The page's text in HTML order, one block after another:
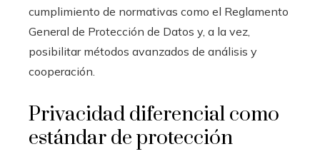
cumplimiento de normativas como el Reglamento
General de Protección de Datos y, a la vez,
posibilitar métodos avanzados de análisis y
cooperación.
Privacidad diferencial como
estándar de protección